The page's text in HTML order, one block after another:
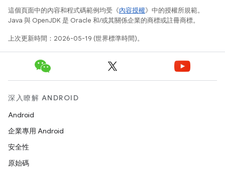
這個頁面中的內容和程式碼範例均受《內容授權》中的授權所規範。
Java 與 OpenJDK 是 Oracle 和/或其關係企業的商標或註冊商標。
上次更新時間：2026-05-19 (世界標準時間)。
深入瞭解 ANDROID
Android
企業專用 Android
安全性
原始碼